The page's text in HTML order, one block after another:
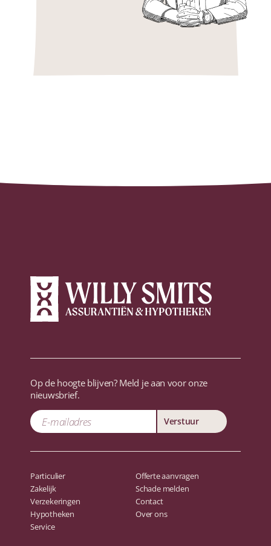
Op de hoogte blijven? Meld je aan voor onze
nieuwsbrief.
Verstuur
Particulier
Zakelijk
Verzekeringen
Hypotheken
Service
Offerte aanvragen
Schade melden
Contact
Over ons